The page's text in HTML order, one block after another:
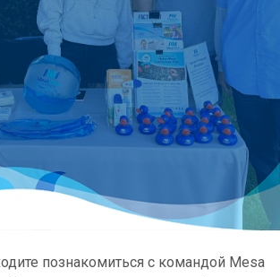
познакомиться с командой Mesa